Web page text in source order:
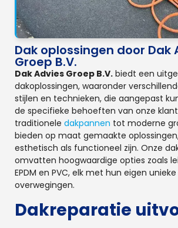
Dak oplossingen door Dak
Groep B.V.
Dak Advies Groep B.V. biedt een
dakoplossingen, waaronder
stijlen en technieken, die aangepast
de specifieke behoeften van onze
traditionele dakpannen tot moderne
bieden op maat gemaakte
esthetisch als functioneel zijn. Onze
omvatten hoogwaardige opties zoals
EPDM en PVC, elk met hun eigen
overwegingen.
Dakreparatie